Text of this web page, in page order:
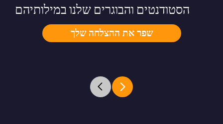
שפר את ההצלחה שלך
הסטודנטים והבוגרים שלנו במילותיהם